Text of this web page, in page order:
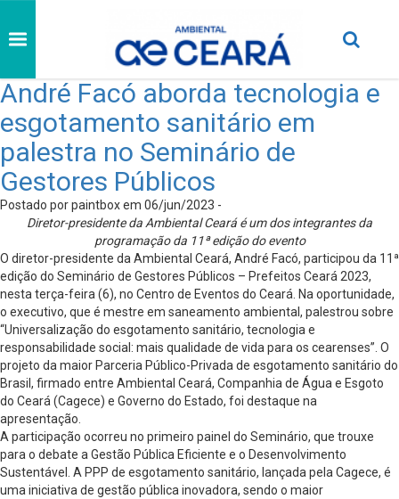
André Facó aborda tecnologia e
esgotamento sanitário em
palestra no Seminário de
Gestores Públicos
Postado por paintbox em 06/jun/2023 -
Diretor-presidente da Ambiental Ceará é um dos integrantes da
programação da 11ª edição do evento
O diretor-presidente da Ambiental Ceará, André Facó, participou da 11ª
edição do Seminário de Gestores Públicos – Prefeitos Ceará 2023,
nesta terça-feira (6), no Centro de Eventos do Ceará. Na oportunidade,
o executivo, que é mestre em saneamento ambiental, palestrou sobre
“Universalização do esgotamento sanitário, tecnologia e
responsabilidade social: mais qualidade de vida para os cearenses”. O
projeto da maior Parceria Público-Privada de esgotamento sanitário do
Brasil, firmado entre Ambiental Ceará, Companhia de Água e Esgoto
do Ceará (Cagece) e Governo do Estado, foi destaque na
apresentação.
A participação ocorreu no primeiro painel do Seminário, que trouxe
para o debate a Gestão Pública Eficiente e o Desenvolvimento
Sustentável. A PPP de esgotamento sanitário, lançada pela Cagece, é
uma iniciativa de gestão pública inovadora, sendo o maior